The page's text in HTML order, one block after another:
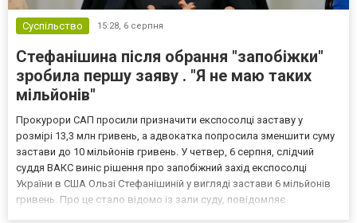
Суспільство 15:28, 6 серпня
Стефанішина після обрання "запобіжки"
зробила першу заяву . "Я не маю таких
мільйонів"
Прокурори САП просили призначити експосолці заставу у
розмірі 13,3 млн гривень, а адвокатка попросила зменшити суму
застави до 10 мільйонів гривень. У четвер, 6 серпня, слідчий
суддя ВАКС виніс рішення про запобіжний захід експосолці
України в США Ользі Стефанішиній у вигляді застави 6 мільйонів
гривень. Про це стало відомо із зали суду, повідомляє